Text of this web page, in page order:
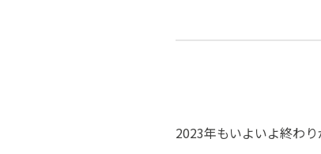
2023年もいよいよ終わ